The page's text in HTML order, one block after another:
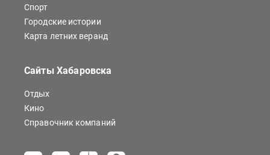
Спорт
Городские истории
Карта летних веранд
Сайты Хабаровска
Отдых
Кино
Справочник компаний